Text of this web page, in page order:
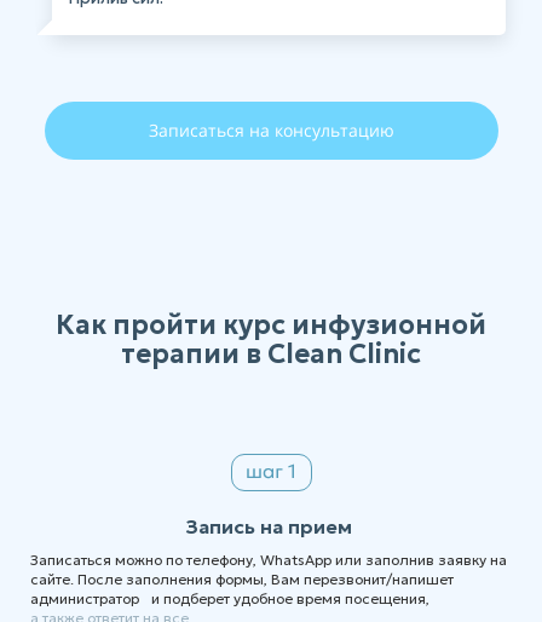
Записаться на консультацию
Как пройти курс инфузионной
терапии в Clean Clinic
Запись на прием
Записаться можно по телефону, WhatsApp или заполнив заявку на
сайте. После заполнения формы, Вам перезвонит/напишет
администратор и подберет удобное время посещения,
а также ответит на все